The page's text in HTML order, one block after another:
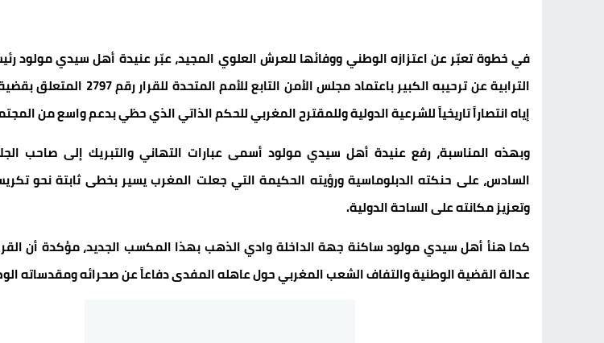
في خطوة تعبّر عن اعتزازه الوطني ووفائها للعرش العلوي المجيد، عبّر عنيدة أهل سيدي مولود
الترابية عن ترحيبه الكبير باعتماد مجلس الأمن
إياه انتصاراً تاريخياً للشرعية الدولية وللمقترح المغربي للحكم الذاتي الذي حظي بدعم واسع من
وبهذه المناسبة، رفع عنيدة أهل سيدي مولود أسمى عبارات التهاني والتبريك إلى صاحب
السادس، على حنكته الدبلوماسية ورؤيته الحكيمة التي جعلت المغرب يسير بخطى ثابتة نحو
وتعزيز مكانته على الساحة الدولية.
كما هنأ أهل سيدي مولود ساكنة جهة الداخلة وادي الذهب بهذا المكسب الجديد، مؤكدة أن
عدالة القضية الوطنية والتفاف الشعب المغربي حول عاهله المفدى دفاعاً عن صحرائه ومقدساته